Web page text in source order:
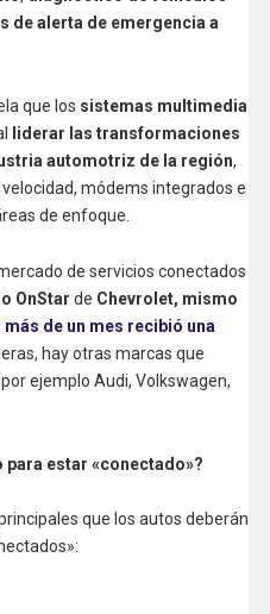
de alerta de emergencia a
que los sistemas multimedia
liderar las transformaciones
automotriz de la región,
módems integrados e
de enfoque.
de servicios conectados
OnStar de Chevrolet, mismo
de un mes recibió una
hay otras marcas que
ejemplo Audi, Volkswagen,
para estar «conectado»?
que los autos deberán